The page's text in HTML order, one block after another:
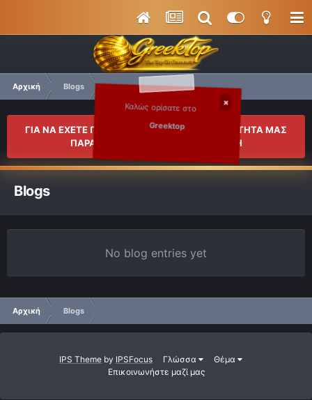
Καλώς ορίσατε στο
Greektop
Αρχική Blogs
ΓΙΑ ΝΑ ΕΧΕΤΕ ΠΛΗΡΗ ΠΡΟΣΒΑΣΗ ΣΤΗΝ ΚΟΙΝΟΤΗΤΑ ΜΑΣ
ΠΑΡΑΚΑΛΟΥΜΕ ΚΑΝΤΕ ΜΙΑ ΕΓΓΡΑΦΗ
Blogs
No blog entries yet
Αρχική Blogs
IPS Theme by IPSFocus Γλώσσα
Θέμα
Επικοινωνήστε μαζί μας